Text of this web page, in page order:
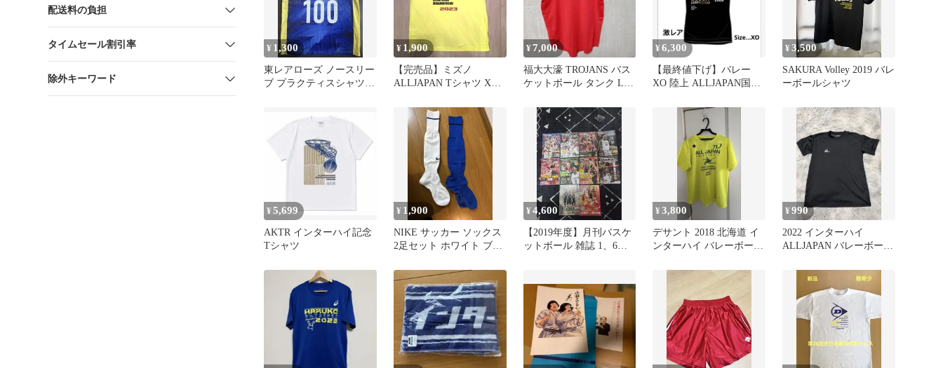
配送料の負担
タイムセール割引率
除外キーワード
¥ 1,300
東レアローズ ノースリー
ブ プラクティスシャツ
¥ 1,900
【完売品】ミズノ
ALLJAPAN Tシャツ XL
¥7,000
福大大濠 TROJANS バス
ケットボール タンク Lサ
¥ 6,300
【最終値下げ】バレー
XO 陸上 ALLJAPAN国体
¥3,500
SAKURA Volley 2019 バレ
ーボールシャツ
¥ 5,699
AKTR インターハイ記念
Tシャツ
¥ 1,900
NIKE サッカー ソックス
2足セット ホワイト ブル
¥4,600
【2019年度】月刊バスケ
ットボール 雑誌 1、6、
¥3,800
デサント 2018 北海道 イ
ンターハイ バレーボール
¥990
2022 インターハイ
ALLJAPAN バレーボール